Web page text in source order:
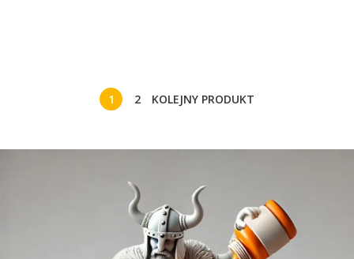
1 2 KOLEJNY PRODUKT